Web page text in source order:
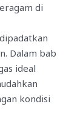
di
Dalam bab
ideal
kondisi